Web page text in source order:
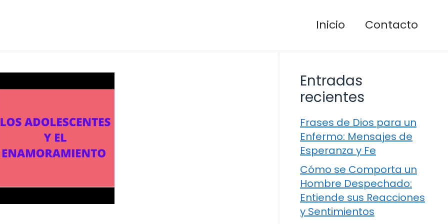
Inicio Contacto
Entradas
recientes
Frases de Dios para un
Enfermo: Mensajes de
Esperanza y Fe
Cómo se Comporta un
Hombre Despechado:
Entiende sus Reacciones
y Sentimientos